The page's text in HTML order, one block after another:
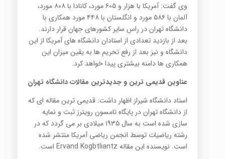
وی گفت: آمریکا با هزار و ۶۰۵ مورد، کانادا با ۸۰۸ مورد،
آلمان با ۵۸۶ مورد و انگلستان با ۴۴۸ مورد همکاری با
دانشگاه تهران در راس سایر کشورهای جهان قرار دارند.
بعد از بازدید تعدادی از استادان دانشگاه های آمریکا از این
دانشگاه و نیز بعد از رفع تحریم ها به یقین میزان این
همکاری ها دامنه بیشتری پیدا خواهد کرد.
عناوین قدیمی ترین و جدیدترین مقالات دانشگاه تهران
استاد دانشگاه شیراز اظهار داشت: قدیمی ترین مقاله ای که
از دانشگاه تهران در پایگاه تامسون رویترز ثبت و نمایه
سازی شده است به سال ۱۹۳۵ میلادی بر می گردد که در
رشته ریاضیات توسط انجمن ریاضی آمریکا منتشر شده
است. نویسنده این مقاله Ervand Kogbtliantz است.